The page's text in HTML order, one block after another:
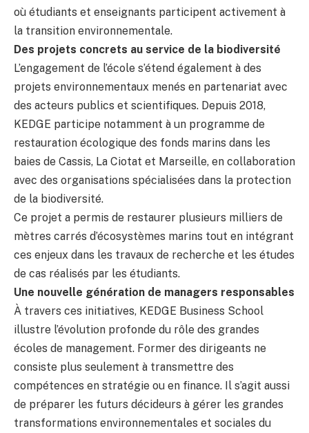
où étudiants et enseignants participent activement à
la transition environnementale.
Des projets concrets au service de la biodiversité
L’engagement de l’école s’étend également à des
projets environnementaux menés en partenariat avec
des acteurs publics et scientifiques. Depuis 2018,
KEDGE participe notamment à un programme de
restauration écologique des fonds marins dans les
baies de Cassis, La Ciotat et Marseille, en collaboration
avec des organisations spécialisées dans la protection
de la biodiversité.
Ce projet a permis de restaurer plusieurs milliers de
mètres carrés d’écosystèmes marins tout en intégrant
ces enjeux dans les travaux de recherche et les études
de cas réalisés par les étudiants.
Une nouvelle génération de managers responsables
À travers ces initiatives, KEDGE Business School
illustre l’évolution profonde du rôle des grandes
écoles de management. Former des dirigeants ne
consiste plus seulement à transmettre des
compétences en stratégie ou en finance. Il s’agit aussi
de préparer les futurs décideurs à gérer les grandes
transformations environnementales et sociales du